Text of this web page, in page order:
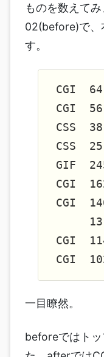
ものを数えて
02(before)で
す。
CGI
CGI
CSS
CSS
GIF
CGI
CGI
CGI
一目瞭然。
beforeではトッ